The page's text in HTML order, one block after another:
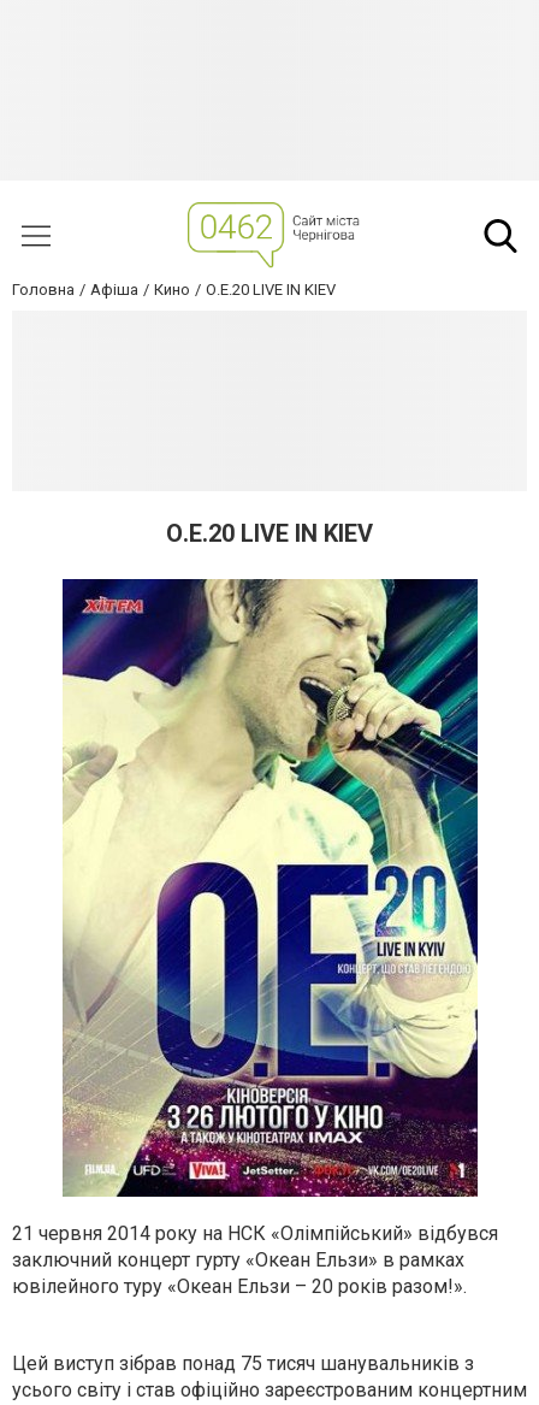
Головна Афіша Кино О.Е.20 LIVE IN KIEV
О.Е.20 LIVE IN KIEV
21 червня 2014 року на НСК «Олімпійський» відбувся
заключний концерт гурту «Океан Ельзи» в рамках
ювілейного туру «Океан Ельзи – 20 років разом!».
Цей виступ зібрав понад 75 тисяч шанувальників з
усього світу і став офіційно зареєстрованим концертним